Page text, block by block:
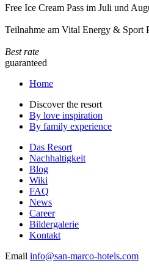
Free Ice Cream Pass im Juli und
Teilnahme am Vital Energy & Sport
Best rate
guaranteed
Home
Discover the resort
By love inspiration
By family experience
Das Resort
Nachhaltigkeit
Blog
Wiki
FAQ
News
Career
Bildergalerie
Kontakt
Email info@san-marco-hotels.com